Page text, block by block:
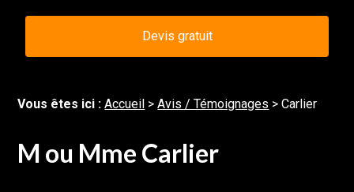
Devis gratuit
Vous êtes ici :Accueil >Avis / Témoignages >Carlier
M ou Mme Carlier